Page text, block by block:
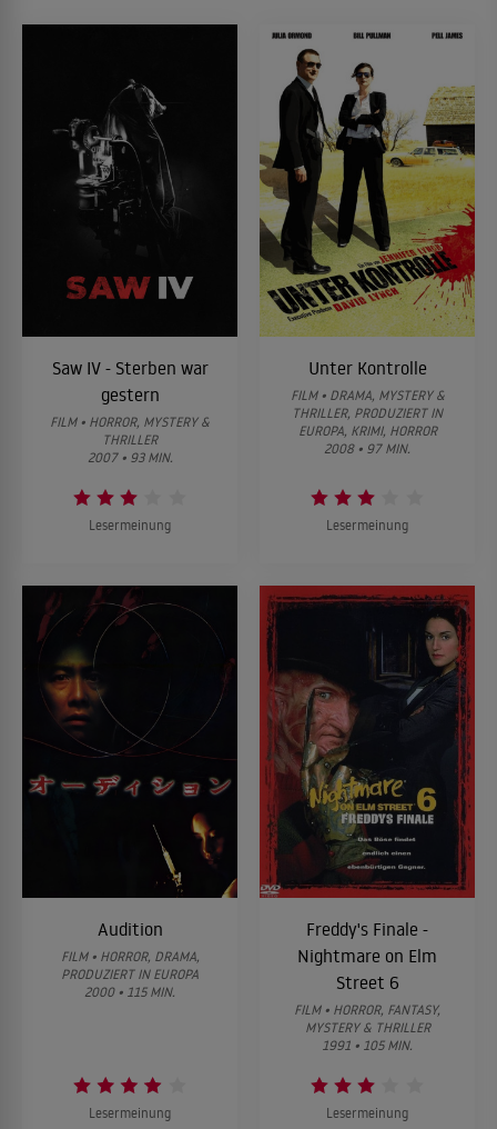
Saw IV - Sterben war
gestern
FILM • HORROR, MYSTERY &
THRILLER
2007 • 93 MIN.
Lesermeinung
Unter Kontrolle
FILM • DRAMA, MYSTERY &
THRILLER, PRODUZIERT IN
EUROPA, KRIMI, HORROR
2008 • 97 MIN.
Lesermeinung
Audition
FILM • HORROR, DRAMA,
PRODUZIERT IN EUROPA
2000 • 115 MIN.
Lesermeinung
Freddy's Finale -
Nightmare on Elm
Street 6
FILM • HORROR, FANTASY,
MYSTERY & THRILLER
1991 • 105 MIN.
Lesermeinung